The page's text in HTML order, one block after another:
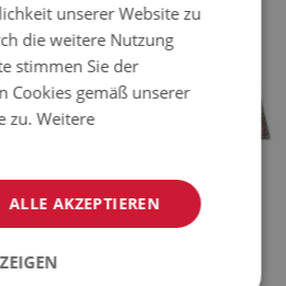
PREIS:39.99
unserer Website zu
die weitere Nutzung
stimmen Sie der
Cookies gemäß unserer
zu.Weitere
ALLE AKZEPTIEREN